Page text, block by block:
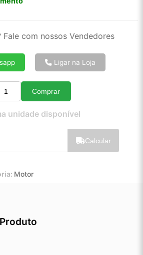
Fale com nossos Vendedores
Ligar na Loja
Quantidade
Comprar
unidade disponível
Calcular
Motor